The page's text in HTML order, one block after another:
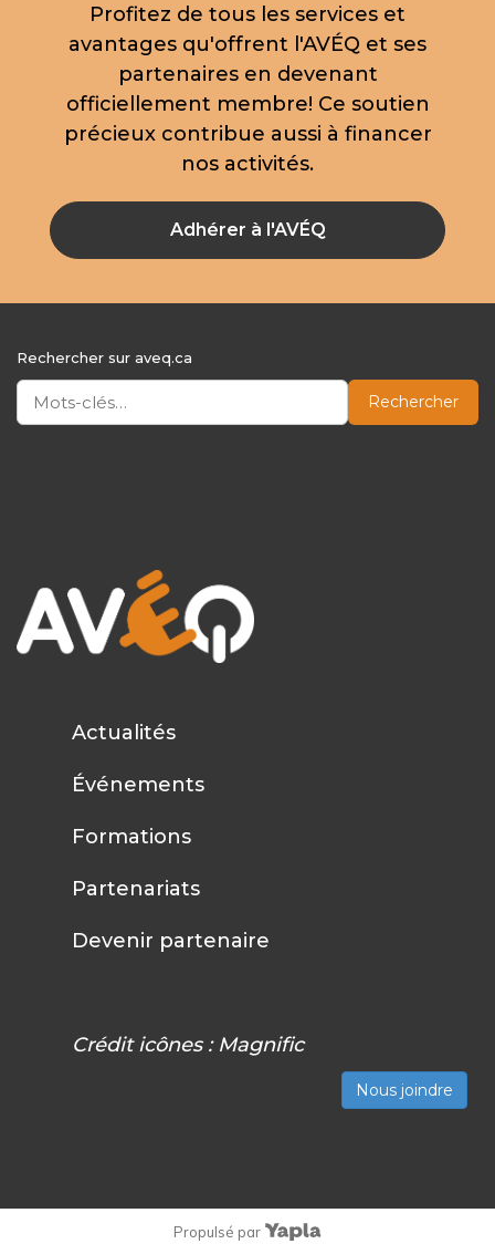
Profitez de tous les services et
avantages qu'offrent l'AVÉQ et ses
partenaires en devenant
officiellement membre! Ce soutien
précieux contribue aussi à financer
nos activités.
Adhérer à l'AVÉQ
Rechercher sur aveq.ca
Rechercher
Actualités
Événements
Formations
Partenariats
Devenir partenaire
Crédit icônes : Magnific
Nous joindre
Propulsé par